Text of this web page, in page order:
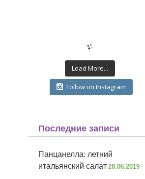
Load More...
Follow on Instagram
Последние записи
Панцанелла: летний
итальянский салат 28.06.2019